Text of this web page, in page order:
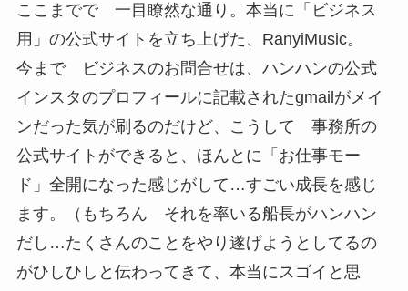
ここまでで 一目瞭然な通り。本当に「ビジネス
用」の公式サイトを立ち上げた、RanyiMusic。
今まで ビジネスのお問合せは、ハンハンの公式
インスタのプロフィールに記載されたgmailがメイ
ンだった気が刷るのだけど、こうして 事務所の
公式サイトができると、ほんとに「お仕事モー
ド」全開になった感じがして…すごい成長を感じ
ます。（もちろん それを率いる船長がハンハン
だし…たくさんのことをやり遂げようとしてるの
がひしひしと伝わってきて、本当にスゴイと思